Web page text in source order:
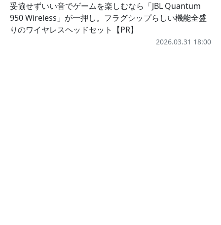
妥協せずいい音でゲームを楽しむなら「JBL Quantum
950 Wireless」が一押し。フラグシップらしい機能全盛
りのワイヤレスヘッドセット【PR】
2026.03.31 18:00